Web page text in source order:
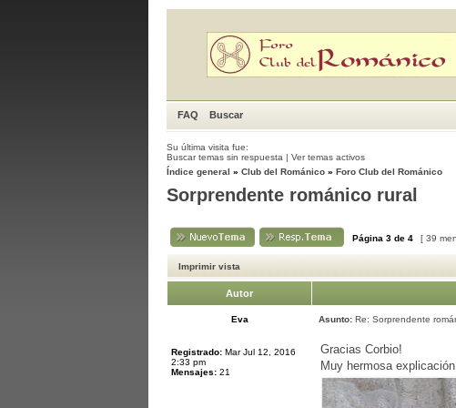
FAQ Buscar
Su última visita fue:
Buscar temas sin respuesta | Ver temas activos
Índice general » Club del Románico » Foro Club del Románico
Sorprendente románico rural
Página 3 de 4 [ 39
Imprimir vista
Autor
Eva Asunto: Re: Sorprendente
Registrado: Mar Jul 12, 2016
2:33 pm
Mensajes: 21
Gracias Corbio!
Muy hermosa